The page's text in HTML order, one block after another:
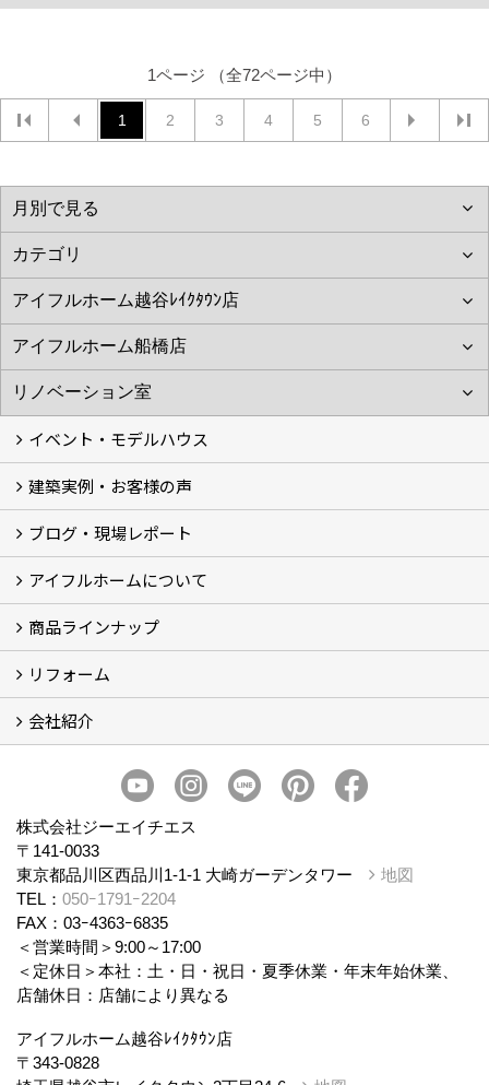
1ページ （全72ページ中）
1 2 3 4 5 6
イベント・モデルハウス
イベント
モデルハウス見学
建築実例・お客様の声
建築実例
お客様の声
ブログ・現場レポート
ブログ
現場レポート
アイフルホームについて
アイフルホームについて (5)
商品ラインナップ
商品ラインナップ
リフォーム
まるごと断熱リフォーム
イベント情報
施工事例
会社紹介
スタッフ紹介
個人情報保護方針
株式会社ジーエイチエス
〒141-0033
東京都品川区西品川1-1-1 大崎ガーデンタワー
地図
TEL： 050ｰ1791ｰ2204
FAX：03ｰ4363ｰ6835
＜営業時間＞9:00～17:00
＜定休日＞本社：土・日・祝日・夏季休業・年末年始休業、
店舗休日：店舗により異なる
アイフルホーム越谷ﾚｲｸﾀｳﾝ店
〒343-0828